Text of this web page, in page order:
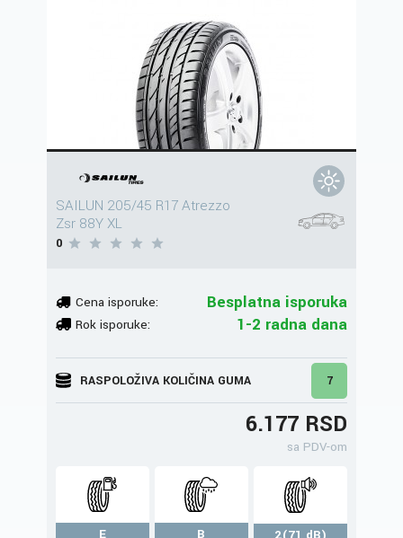
SAILUN 205/45 R17 Atrezzo
Zsr 88Y XL
0
Cena isporuke: Besplatna isporuka
Rok isporuke: 1-2 radna dana
RASPOLOŽIVA KOLIČINA GUMA 7
6.177 RSD
sa PDV-om
E B